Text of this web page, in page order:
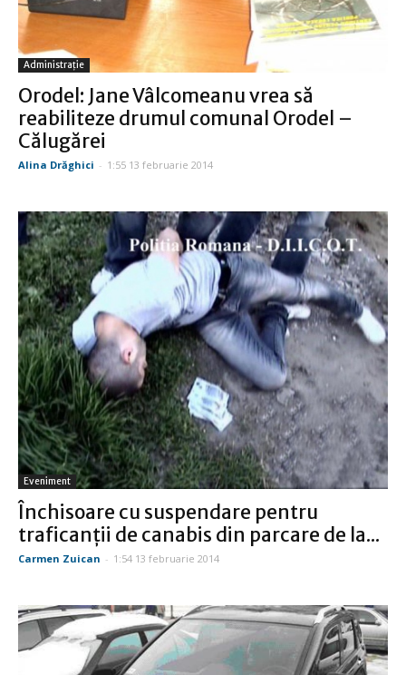
Administraţie
Orodel: Jane Vâlcomeanu vrea să
reabiliteze drumul comunal Orodel –
Călugărei
Alina Drăghici - 1:55 13 februarie 2014
Eveniment
Închisoare cu suspendare pentru
traficanţii de canabis din parcare de la...
Carmen Zuican - 1:54 13 februarie 2014